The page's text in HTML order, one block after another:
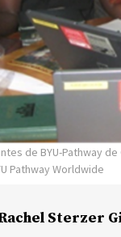
de BYU-Pathway
Pathway Worldwide
Sterzer